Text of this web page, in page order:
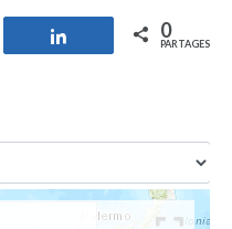
Partagez 0
PARTAGES